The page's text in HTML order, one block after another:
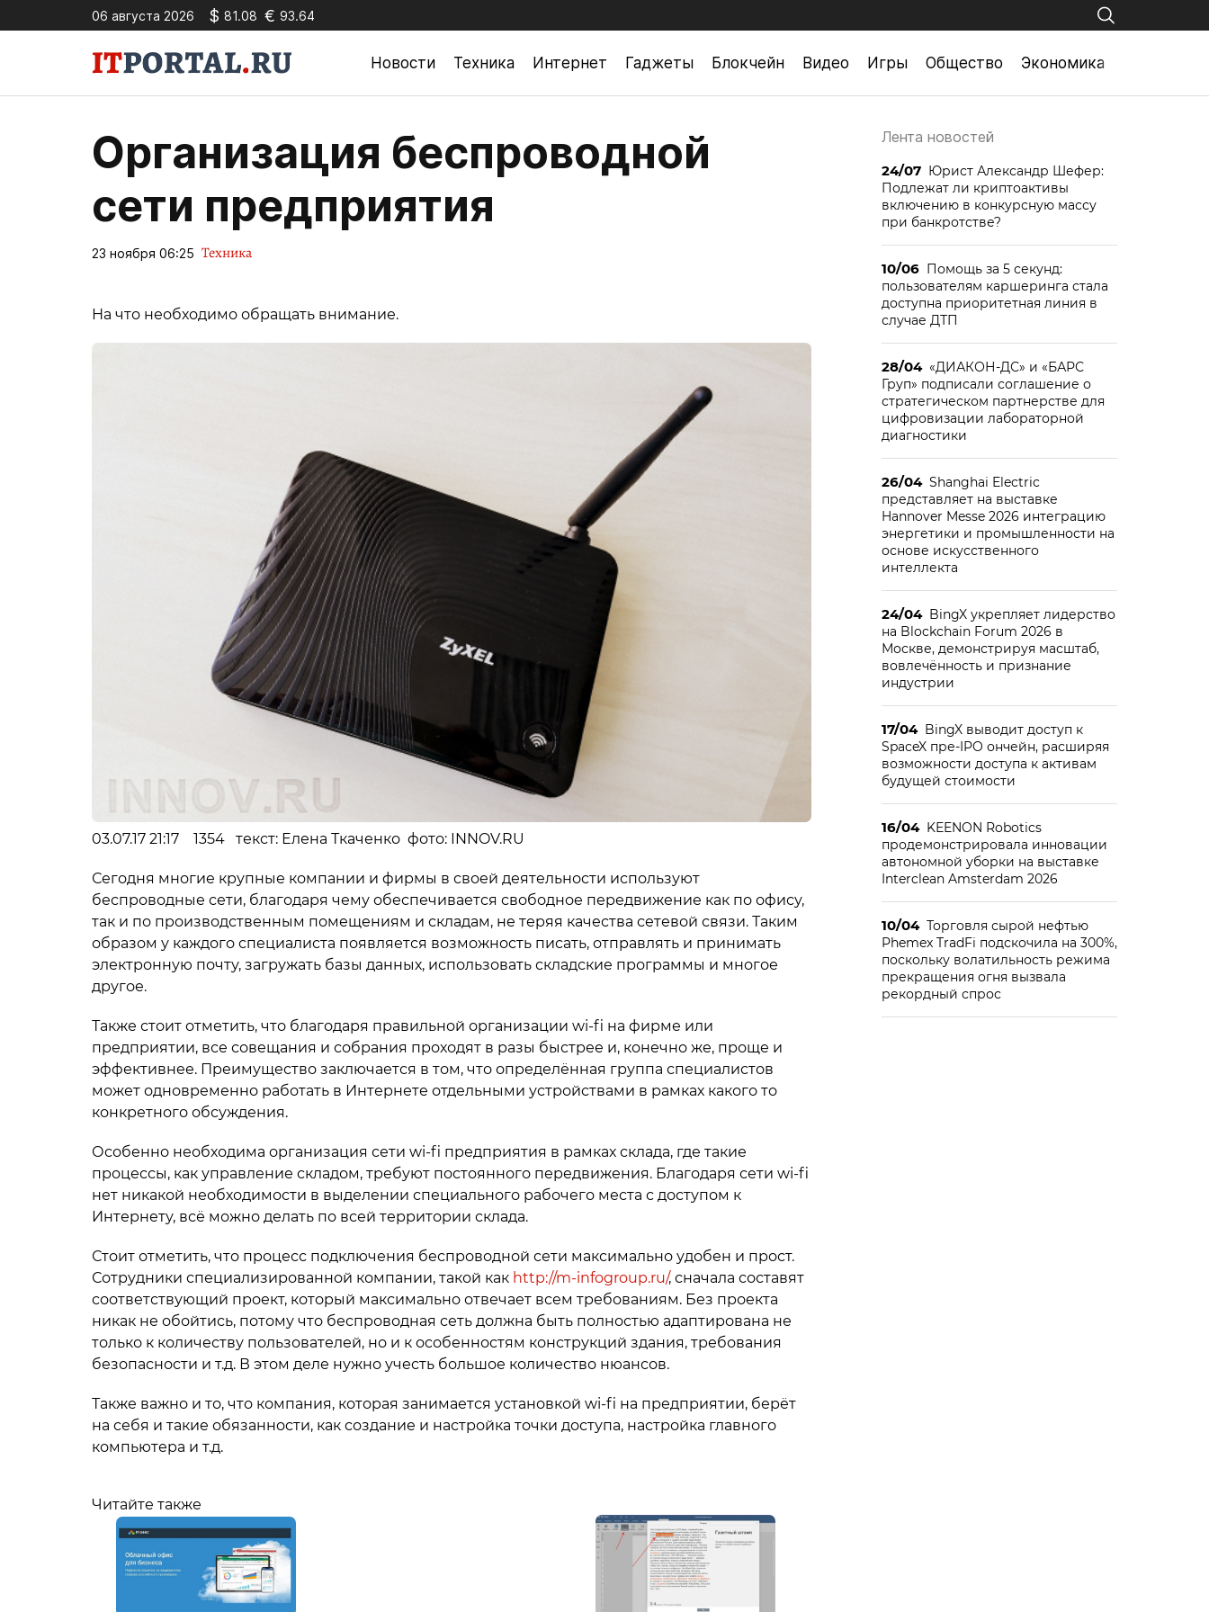
06 августа 2026 $ 81.08 € 93.64
Новости Техника Интернет Гаджеты Блокчейн Видео Игры Общество Экономика
Организация беспроводной
сети предприятия
23 ноября 06:25 Техника
На что необходимо обращать внимание.
03.07.17 21:17 1354 текст: Елена Ткаченко фото: INNOV.RU
Сегодня многие крупные компании и фирмы в своей деятельности используют
беспроводные сети, благодаря чему обеспечивается свободное передвижение как по офису,
так и по производственным помещениям и складам, не теряя качества сетевой связи. Таким
образом у каждого специалиста появляется возможность писать, отправлять и принимать
электронную почту, загружать базы данных, использовать складские программы и многое
другое.
Также стоит отметить, что благодаря правильной организации wi-fi на фирме или
предприятии, все совещания и собрания проходят в разы быстрее и, конечно же, проще и
эффективнее. Преимущество заключается в том, что определённая группа специалистов
может одновременно работать в Интернете отдельными устройствами в рамках какого то
конкретного обсуждения.
Особенно необходима организация сети wi-fi предприятия в рамках склада, где такие
процессы, как управление складом, требуют постоянного передвижения. Благодаря сети wi-fi
нет никакой необходимости в выделении специального рабочего места с доступом к
Интернету, всё можно делать по всей территории склада.
Стоит отметить, что процесс подключения беспроводной сети максимально удобен и прост.
Сотрудники специализированной компании, такой как http://m-infogroup.ru/, сначала составят
соответствующий проект, который максимально отвечает всем требованиям. Без проекта
никак не обойтись, потому что беспроводная сеть должна быть полностью адаптирована не
только к количеству пользователей, но и к особенностям конструкций здания, требования
безопасности и т.д. В этом деле нужно учесть большое количество нюансов.
Также важно и то, что компания, которая занимается установкой wi-fi на предприятии, берёт
на себя и такие обязанности, как создание и настройка точки доступа, настройка главного
компьютера и т.д.
Читайте также
Лента новостей
24/07 Юрист Александр Шефер:
Подлежат ли криптоактивы
включению в конкурсную массу
при банкротстве?
10/06 Помощь за 5 секунд:
пользователям каршеринга стала
доступна приоритетная линия в
случае ДТП
28/04 «ДИАКОН-ДС» и «БАРС
Груп» подписали соглашение о
стратегическом партнерстве для
цифровизации лабораторной
диагностики
26/04 Shanghai Electric
представляет на выставке
Hannover Messe 2026 интеграцию
энергетики и промышленности на
основе искусственного
интеллекта
24/04 BingX укрепляет лидерство
на Blockchain Forum 2026 в
Москве, демонстрируя масштаб,
вовлечённость и признание
индустрии
17/04 BingX выводит доступ к
SpaceX пре-IPO ончейн, расширяя
возможности доступа к активам
будущей стоимости
16/04 KEENON Robotics
продемонстрировала инновации
автономной уборки на выставке
Interclean Amsterdam 2026
10/04 Торговля сырой нефтью
Phemex TradFi подскочила на 300%,
поскольку волатильность режима
прекращения огня вызвала
рекордный спрос